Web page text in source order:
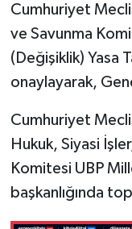
Cumhuriyet
ve Savunma
(Değişiklik) Yasa
onaylayarak,
Cumhuriyet
Hukuk, Siyasi
Komitesi UBP
başkanlığında